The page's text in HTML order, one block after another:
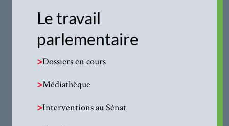
Le travail
parlementaire
>Dossiers en cours
>Médiathèque
>Interventions au Sénat